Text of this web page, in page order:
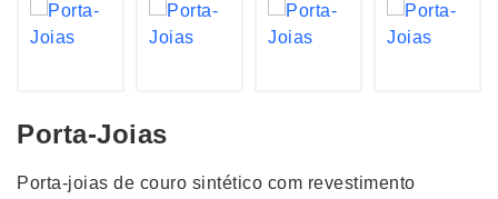
Porta-Joias
Porta-joias de couro sintético com revestimento